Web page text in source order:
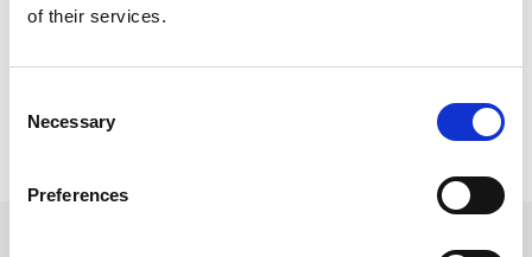
of their services.
Selection
Necessary
Preferences
Avete già assaggiato almeno uno di questi panini?